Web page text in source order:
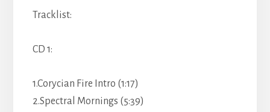
Tracklist:
CD 1:
1.Corycian Fire Intro (1:17)
2.Spectral Mornings (5:39)